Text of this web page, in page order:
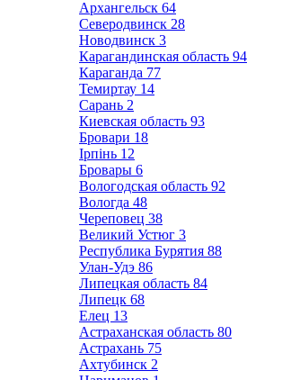
Архангельск 64
Северодвинск 28
Новодвинск 3
Карагандинская область 94
Караганда 77
Темиртау 14
Сарань 2
Киевская область 93
Бровари 18
Ірпінь 12
Бровары 6
Вологодская область 92
Вологда 48
Череповец 38
Великий Устюг 3
Республика Бурятия 88
Улан-Удэ 86
Липецкая область 84
Липецк 68
Елец 13
Астраханская область 80
Астрахань 75
Ахтубинск 2